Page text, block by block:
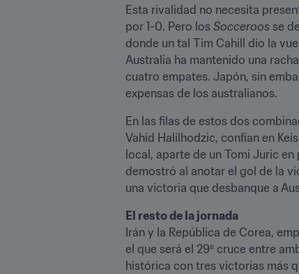
Esta rivalidad no necesita
por 1-0. Pero los Socceroos se
donde un tal Tim Cahill dio la
Australia ha mantenido una
cuatro empates. Japón, sin
expensas de los australianos.
En las filas de estos dos
Vahid Halilhodzic, confían en
local, aparte de un Tomi Juric
demostró al anotar el gol de la
una victoria que desbanque a
El resto de la jornada
Irán y la República de Corea,
el que será el 29º cruce entre
histórica con tres victorias más